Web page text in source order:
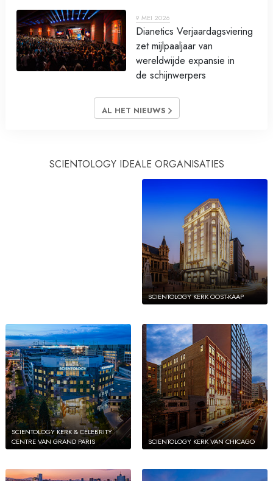
9 MEI 2026
Dianetics Verjaardagsviering
zet mijlpaaljaar van
wereldwijde expansie in
de schijnwerpers
AL HET NIEUWS
SCIENTOLOGY IDEALE ORGANISATIES
SCIENTOLOGY KERK VAN PORTO
SCIENTOLOGY KERK OOST-KAAP
SCIENTOLOGY KERK & CELEBRITY
CENTRE VAN GRAND PARIS
SCIENTOLOGY KERK VAN CHICAGO